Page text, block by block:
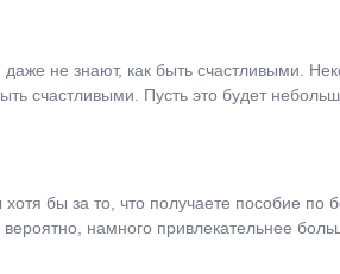
не знают, как быть счастливыми.
счастливыми. Пусть это будет
бы за то, что получаете пособие
намного привлекательнее